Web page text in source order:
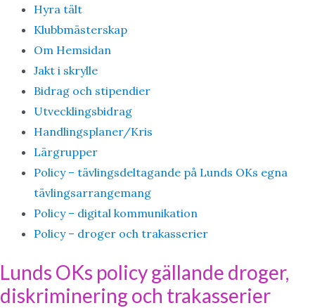
Hyra tält
Klubbmästerskap
Om Hemsidan
Jakt i skrylle
Bidrag och stipendier
Utvecklingsbidrag
Handlingsplaner/Kris
Lärgrupper
Policy – tävlingsdeltagande på Lunds OKs egna
tävlingsarrangemang
Policy – digital kommunikation
Policy – droger och trakasserier
Lunds OKs policy gällande droger,
diskriminering och trakasserier